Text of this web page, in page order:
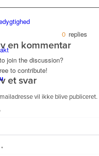
0 replies
en kommentar
join the discussion?
to contribute!
et svar
vil ikke blive publiceret.
*